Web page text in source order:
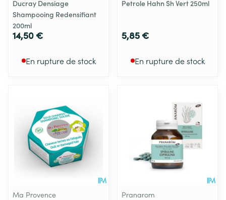
Ducray Densiage
Shampooing Redensifiant
200ml
14,50 €
En rupture de stock
Petrole Hahn Sh Vert 250ml
5,85 €
En rupture de stock
Ma Provence
Pranarom